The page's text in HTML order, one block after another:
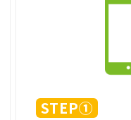
STEP①